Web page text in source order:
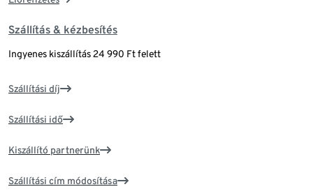
Szállítás & kézbesítés
Ingyenes kiszállítás 24 990 Ft felett
Szállítási díj
Szállítási idő
Kiszállító partnerünk
Szállítási cím módosítása